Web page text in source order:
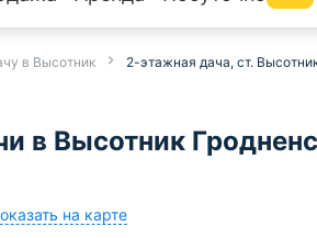
в Высотник 2-этажная дача, ст.
в Высотник
на карте